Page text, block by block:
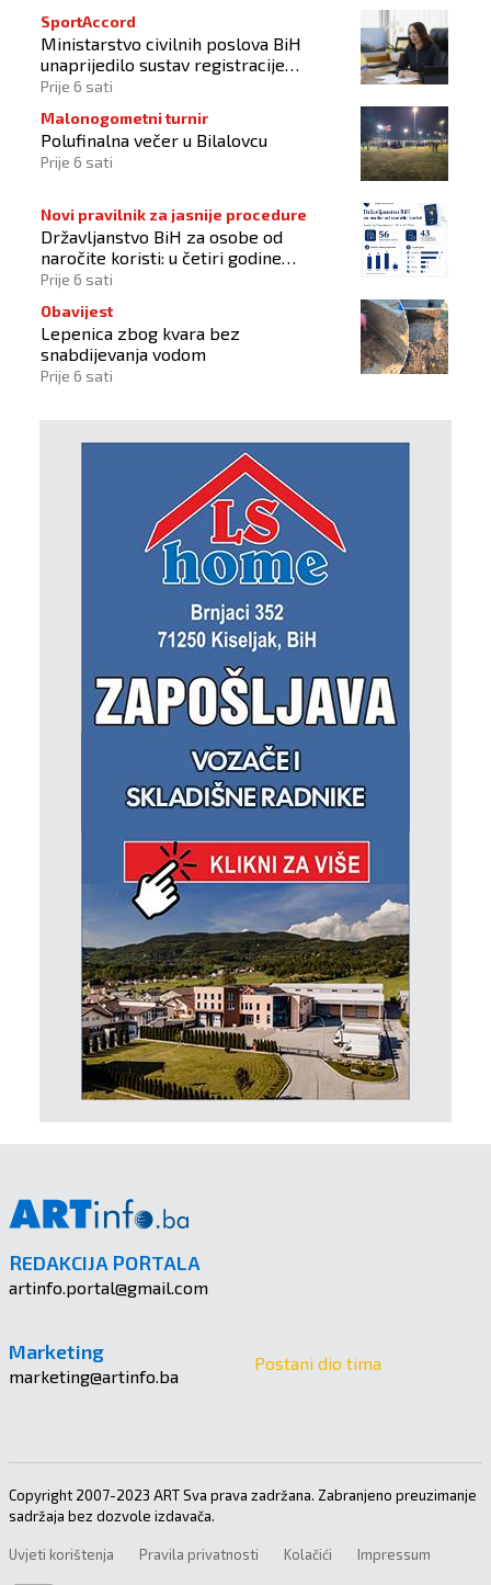
SportAccord
Ministarstvo civilnih poslova BiH
unaprijedilo sustav registracije
sportskih organizacija
Prije 6 sati
Malonogometni turnir
Polufinalna večer u Bilalovcu
Prije 6 sati
Novi pravilnik za jasnije procedure
Državljanstvo BiH za osobe od
naročite koristi: u četiri godine
odobrena 43 zahtjeva
Prije 6 sati
Obavijest
Lepenica zbog kvara bez
snabdijevanja vodom
Prije 6 sati
REDAKCIJA PORTALA
artinfo.portal@gmail.com
Marketing
marketing@artinfo.ba
Postani dio tima
Copyright 2007-2023 ART Sva prava zadržana. Zabranjeno preuzimanje
sadržaja bez dozvole izdavača.
Uvjeti korištenja Pravila privatnosti Kolačići Impressum